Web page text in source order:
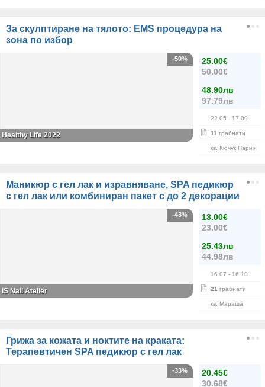
За скулптиране на тялото: EMS процедура на
зона по избор
25.00€
50.00€
48.90лв
97.79лв
22.05 - 17.09
11 грабнати
кв. Кючук Париж
-50%
Healthy Life 2022
Маникюр с гел лак и изравняване, SPA педикюр
с гел лак или комбиниран пакет с до 2 декорации
13.00€
23.00€
25.43лв
44.98лв
16.07 - 16.10
21 грабнати
кв. Мараша
-43%
IS Nail Atelier
Грижа за кожата и ноктите на краката:
Терапевтичен SPA педикюр с гел лак
20.45€
30.68€
-33%